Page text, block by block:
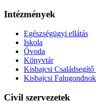
Intézmények
Egészségügyi ellátás
Iskola
Óvoda
Könyvtár
Kisbajcsi
Kisbajcsi
Civil szervezetek